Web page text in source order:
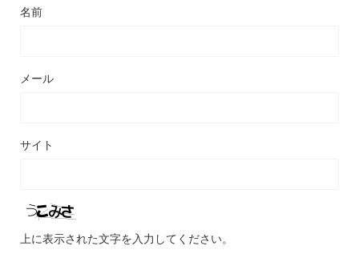
名前
メール
サイト
上に表示された文字を入力してください。